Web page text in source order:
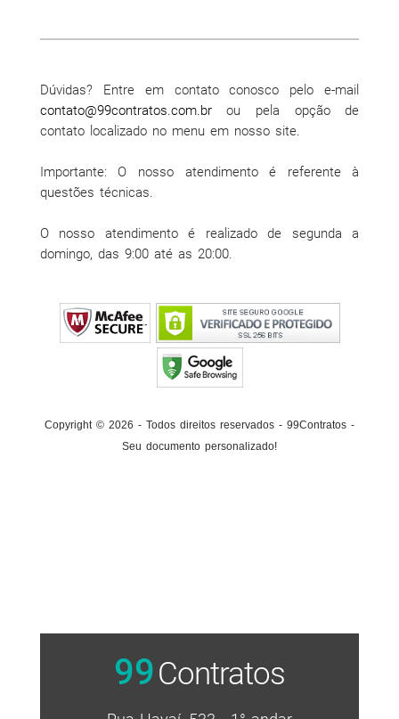
Dúvidas? Entre em contato conosco pelo e-mail
contato@99contratos.com.brou pela opção de
contato localizado no menu em nosso site.
Importante: O nosso atendimento é referente à
questões técnicas.
O nosso atendimento é realizado de segunda a
domingo, das 9:00 até as 20:00.
Copyright © 2026 - Todos direitos reservados - 99Contratos -
Seu documento personalizado!
99Contratos